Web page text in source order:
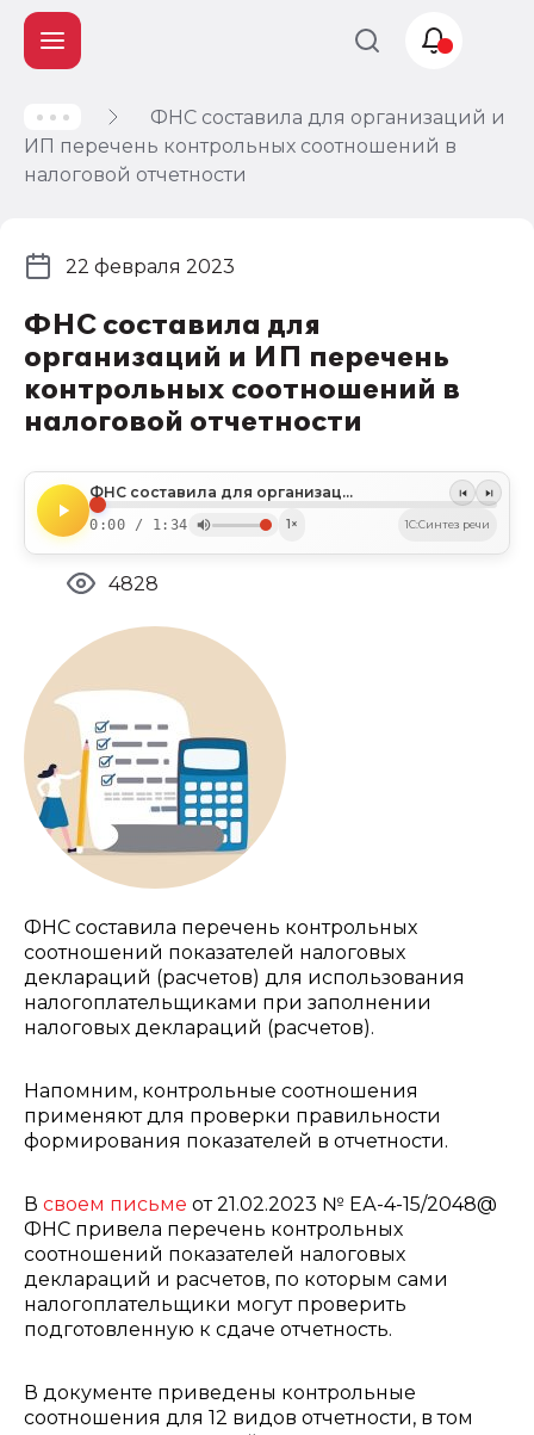
ФНС составила для организаций и
ИП перечень контрольных соотношений в
налоговой отчетности
ФНС составила для
организаций и ИП перечень
контрольных соотношений в
налоговой отчетности
ФНС составила для организаций и ИП перечень контрольных соотношений в налоговой отчетности
0:00 / 1:34 1× 1C:Синтез речи
22 февраля 2023
4828
ФНС составила перечень контрольных
соотношений показателей налоговых
деклараций (расчетов) для использования
налогоплательщиками при заполнении
налоговых деклараций (расчетов).
Напомним, контрольные соотношения
применяют для проверки правильности
формирования показателей в отчетности.
В своем письме от 21.02.2023 № ЕА-4-15/2048@
ФНС привела перечень контрольных
соотношений показателей налоговых
деклараций и расчетов, по которым сами
налогоплательщики могут проверить
подготовленную к сдаче отчетность.
В документе приведены контрольные
соотношения для 12 видов отчетности, в том
Учет и
налогообложение